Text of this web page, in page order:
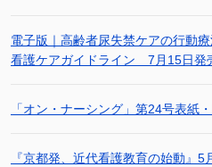
電子版｜高齢者尿失禁ケアの行動
看護ケアガイドライン 7月15日発
「オン・ナーシング」第24号表紙
『京都発、近代看護教育の始動』5